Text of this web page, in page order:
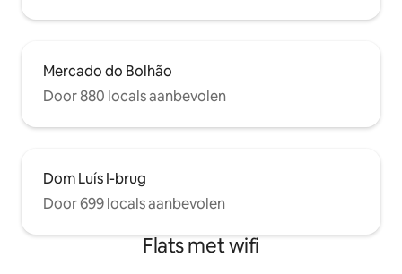
Mercado do Bolhão
Door 880 locals aanbevolen
Dom Luís I-brug
Door 699 locals aanbevolen
Flats met wifi